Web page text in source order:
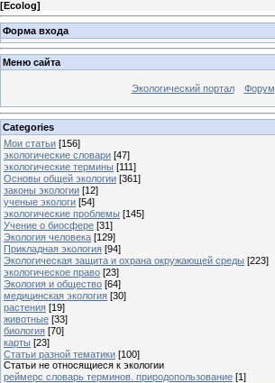
[Ecolog]
Форма входа
Меню сайта
Экологический портал Форум
Categories
Мои статьи [156]
экологические словари [47]
экологические термины [111]
Основы общей экологии [361]
законы экологии [12]
ученые экологи [54]
экологические проблемы [145]
Учение о биосфере [31]
Экология человека [129]
Прикладная экология [94]
Экологическая защита и охрана окружающей среды [223]
экологическое право [23]
Экология и общество [64]
медицинская экология [30]
растения [19]
животные [33]
биология [70]
карты [23]
Статьи разной тематики [100]
Статьи не относящиеся к экологии
реймерс словарь терминов. природопользование [1]